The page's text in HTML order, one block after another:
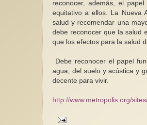
reconocer, además, el
equitativo a ellos. La Nueva
salud y recomendar una
debe reconocer que la salud
que los efectos para la salud
Debe reconocer el papel
agua, del suelo y acústica y
decente para vivir.
http://www.metropolis.org/